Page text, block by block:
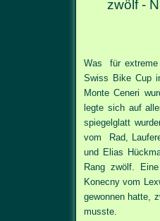
zwölf -
Was für extreme
Swiss Bike Cup
Monte Ceneri
legte sich auf
spiegelglatt
vom Rad,
und Elias
Rang zwölf.
Konecny vom
gewonnen hatte,
musste.